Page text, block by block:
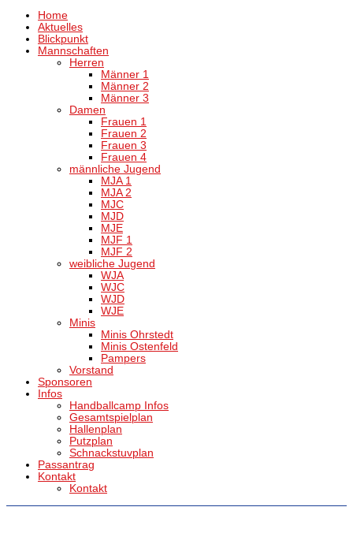
Home
Aktuelles
Blickpunkt
Mannschaften
Herren
Männer 1
Männer 2
Männer 3
Damen
Frauen 1
Frauen 2
Frauen 3
Frauen 4
männliche Jugend
MJA 1
MJA 2
MJC
MJD
MJE
MJF 1
MJF 2
weibliche Jugend
WJA
WJC
WJD
WJE
Minis
Minis Ohrstedt
Minis Ostenfeld
Pampers
Vorstand
Sponsoren
Infos
Handballcamp Infos
Gesamtspielplan
Hallenplan
Putzplan
Schnackstuvplan
Passantrag
Kontakt
Kontakt